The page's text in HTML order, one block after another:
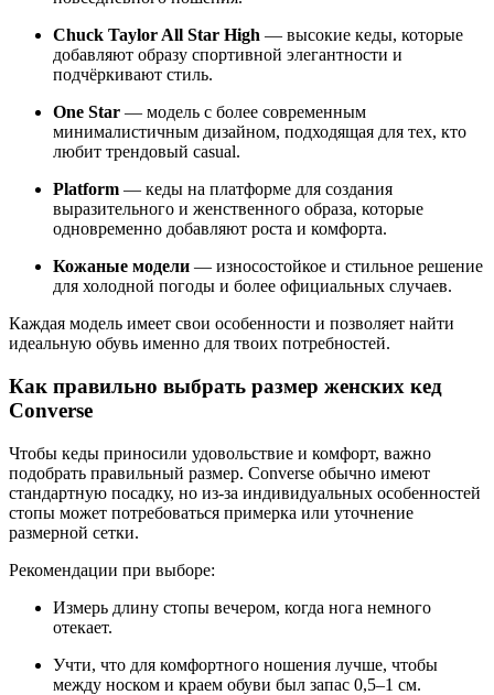
Chuck Taylor All Star High — высокие кеды, которые
добавляют образу спортивной элегантности и
подчёркивают стиль.
One Star — модель с более современным
минималистичным дизайном, подходящая для тех, кто
любит трендовый casual.
Platform — кеды на платформе для создания
выразительного и женственного образа, которые
одновременно добавляют роста и комфорта.
Кожаные модели — износостойкое и стильное решение
для холодной погоды и более официальных случаев.
Каждая модель имеет свои особенности и позволяет найти
идеальную обувь именно для твоих потребностей.
Как правильно выбрать размер женских кед
Converse
Чтобы кеды приносили удовольствие и комфорт, важно
подобрать правильный размер. Converse обычно имеют
стандартную посадку, но из-за индивидуальных особенностей
стопы может потребоваться примерка или уточнение
размерной сетки.
Рекомендации при выборе:
Измерь длину стопы вечером, когда нога немного
отекает.
Учти, что для комфортного ношения лучше, чтобы
между носком и краем обуви был запас 0,5–1 см.